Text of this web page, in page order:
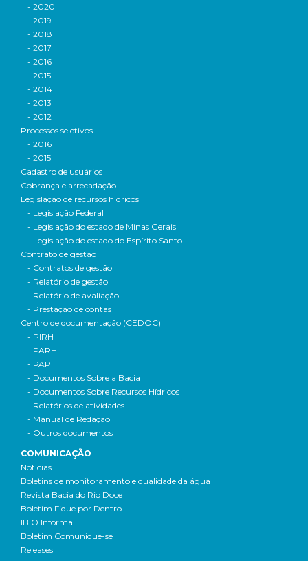
- 2020
- 2019
- 2018
- 2017
- 2016
- 2015
- 2014
- 2013
- 2012
Processos seletivos
- 2016
- 2015
Cadastro de usuários
Cobrança e arrecadação
Legislação de recursos hídricos
- Legislação Federal
- Legislação do estado de Minas Gerais
- Legislação do estado do Espírito Santo
Contrato de gestão
- Contratos de gestão
- Relatório de gestão
- Relatório de avaliação
- Prestação de contas
Centro de documentação (CEDOC)
- PIRH
- PARH
- PAP
- Documentos Sobre a Bacia
- Documentos Sobre Recursos Hídricos
- Relatórios de atividades
- Manual de Redação
- Outros documentos
COMUNICAÇÃO
Notícias
Boletins de monitoramento e qualidade da água
Revista Bacia do Rio Doce
Boletim Fique por Dentro
IBIO Informa
Boletim Comunique-se
Releases